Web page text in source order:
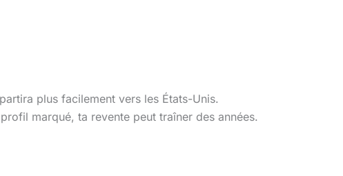
plus facilement vers les États-Unis.
marqué, ta revente peut traîner des années.